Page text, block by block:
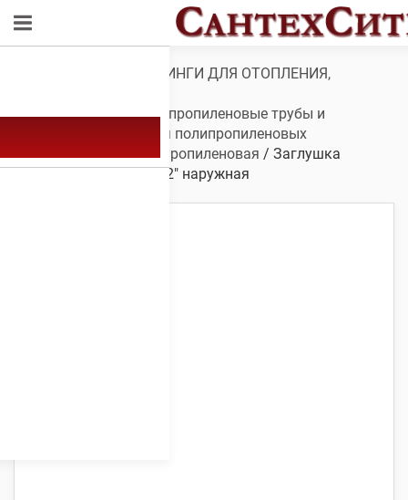
ТРУБЫ И ФИТИНГИ ДЛЯ ОТОПЛЕНИЯ,
КАНАЛИЗАЦИИ/Полипропиленовые трубы и
Фитинги для полипропиленовых
труб/Заглушка полипропиленовая / Заглушка
полипропиленовая 1/2″ наружная